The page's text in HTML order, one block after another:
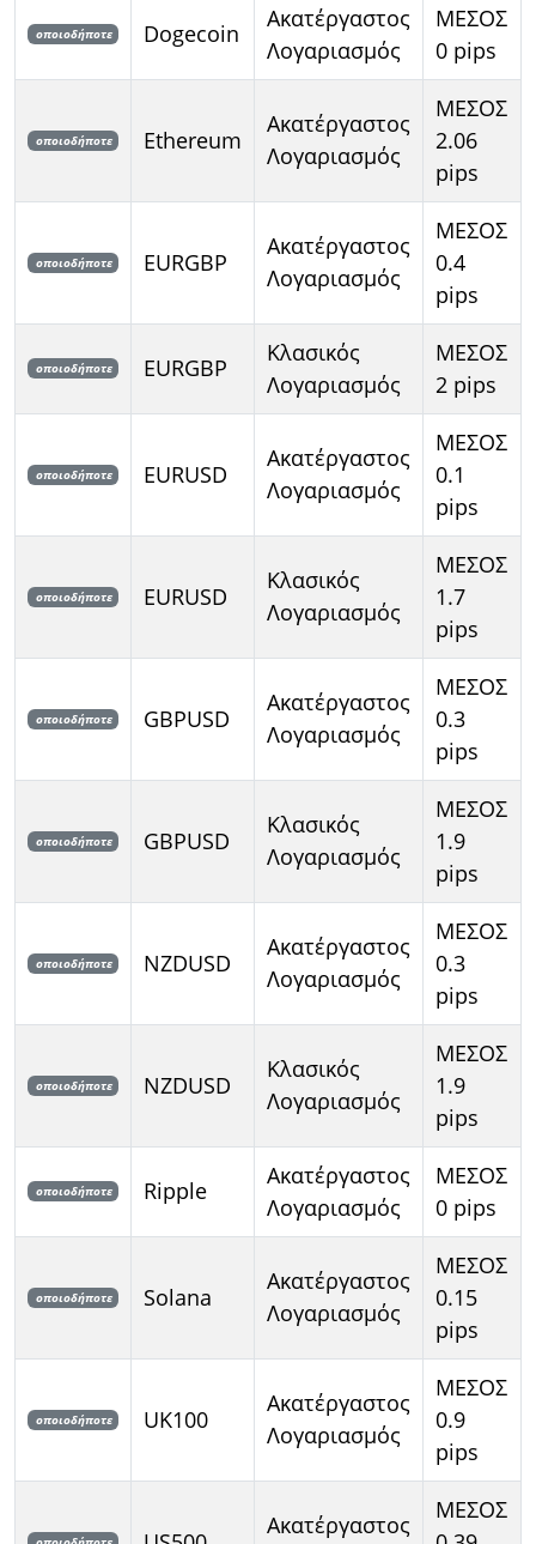
οποιοδήποτε Dogecoin
Ακατέργαστος
Λογαριασμός
ΜΕΣΟΣ
0 pips
οποιοδήποτε Ethereum
Ακατέργαστος
Λογαριασμός
ΜΕΣΟΣ
2.06
pips
οποιοδήποτε EURGBP
Ακατέργαστος
Λογαριασμός
ΜΕΣΟΣ
0.4
pips
οποιοδήποτε EURGBP
Κλασικός
Λογαριασμός
ΜΕΣΟΣ
2 pips
οποιοδήποτε EURUSD
Ακατέργαστος
Λογαριασμός
ΜΕΣΟΣ
0.1
pips
οποιοδήποτε EURUSD
Κλασικός
Λογαριασμός
ΜΕΣΟΣ
1.7
pips
οποιοδήποτε GBPUSD
Ακατέργαστος
Λογαριασμός
ΜΕΣΟΣ
0.3
pips
οποιοδήποτε GBPUSD
Κλασικός
Λογαριασμός
ΜΕΣΟΣ
1.9
pips
οποιοδήποτε NZDUSD
Ακατέργαστος
Λογαριασμός
ΜΕΣΟΣ
0.3
pips
οποιοδήποτε NZDUSD
Κλασικός
Λογαριασμός
ΜΕΣΟΣ
1.9
pips
οποιοδήποτε Ripple
Ακατέργαστος
Λογαριασμός
ΜΕΣΟΣ
0 pips
οποιοδήποτε Solana
Ακατέργαστος
Λογαριασμός
ΜΕΣΟΣ
0.15
pips
οποιοδήποτε UK100
Ακατέργαστος
Λογαριασμός
ΜΕΣΟΣ
0.9
pips
Ακατέργαστος
ΜΕΣΟΣ